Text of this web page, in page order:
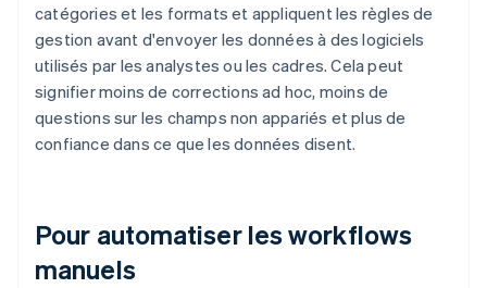
catégories et les formats et appliquent les règles de
gestion avant d'envoyer les données à des logiciels
utilisés par les analystes ou les cadres. Cela peut
signifier moins de corrections ad hoc, moins de
questions sur les champs non appariés et plus de
confiance dans ce que les données disent.
Pour automatiser les workflows
manuels